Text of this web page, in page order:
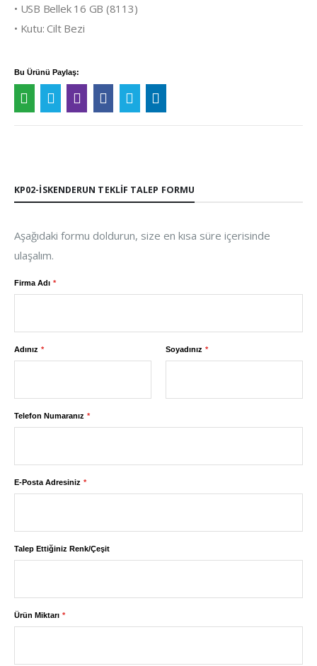
• USB Bellek 16 GB (8113)
• Kutu: Cilt Bezi
Bu Ürünü Paylaş:
KP02-İSKENDERUN TEKLIF TALEP FORMU
Aşağıdaki formu doldurun, size en kısa süre içerisinde
ulaşalım.
Firma Adı
Adınız Soyadınız
Telefon Numaranız
E-Posta Adresiniz
Talep Ettiğiniz Renk/Çeşit
Ürün Miktarı